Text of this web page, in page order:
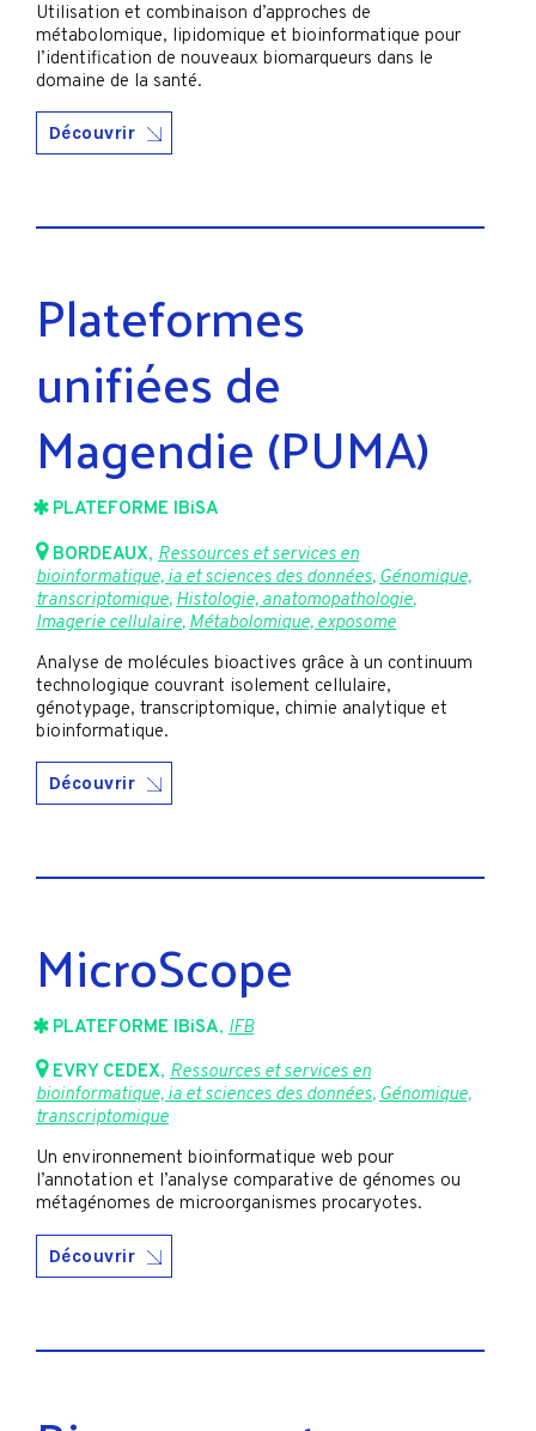
Utilisation et combinaison d’approches de
métabolomique, lipidomique et bioinformatique pour
l’identification de nouveaux biomarqueurs dans le
domaine de la santé.
Découvrir
Plateformes
unifiées de
Magendie (PUMA)
PLATEFORME IBiSA
BORDEAUX, Ressources et services en
bioinformatique, ia et sciences des données, Génomique,
transcriptomique, Histologie, anatomopathologie,
Imagerie cellulaire, Métabolomique, exposome
Analyse de molécules bioactives grâce à un continuum
technologique couvrant isolement cellulaire,
génotypage, transcriptomique, chimie analytique et
bioinformatique.
Découvrir
MicroScope
PLATEFORME IBiSA, IFB
EVRY CEDEX, Ressources et services en
bioinformatique, ia et sciences des données,Génomique,
transcriptomique
Un environnement bioinformatique web pour
l’annotation et l’analyse comparative de génomes ou
métagénomes de microorganismes procaryotes.
Découvrir